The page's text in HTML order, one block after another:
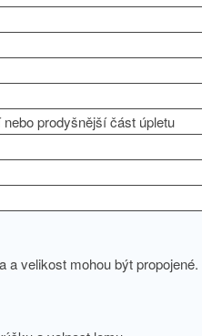
prodyšnější část úpletu
a velikost mohou být propojené.